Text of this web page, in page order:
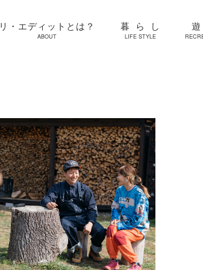
リ・エディットとは？
ABOUT
暮らし
LIFE STYLE